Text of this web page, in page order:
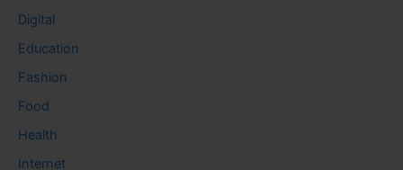
Digital
Education
Fashion
Food
Health
Internet